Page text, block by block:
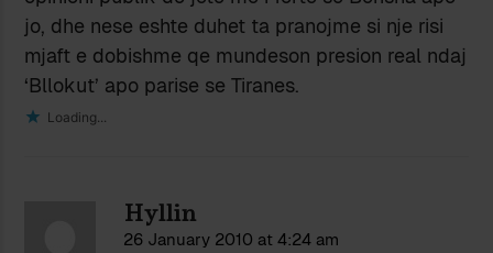
jo, dhe nese eshte duhet ta pranojme si nje risi
mjaft e dobishme qe mundeson presion real ndaj
‘Bllokut’ apo parise se Tiranes.
Loading...
Hyllin
26 January 2010 at 4:24 am